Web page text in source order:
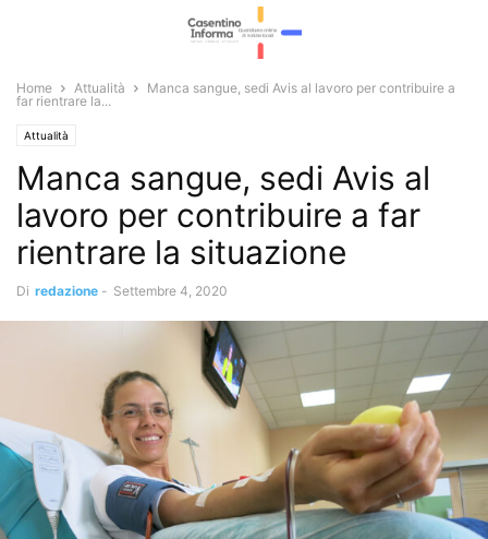
Home Attualità
Manca sangue, sedi Avis al lavoro per contribuire a
far rientrare la...
Attualità
Manca sangue, sedi Avis al
lavoro per contribuire a far
rientrare la situazione
Di redazione - Settembre 4, 2020